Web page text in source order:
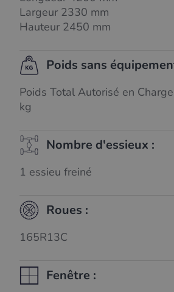
Largeur 2330 mm
Hauteur 2450 mm
Poids sans
Poids Total Autorisé en
kg
Nombre d'essieux :
1 essieu freiné
Roues :
165R13C
Fenêtre :